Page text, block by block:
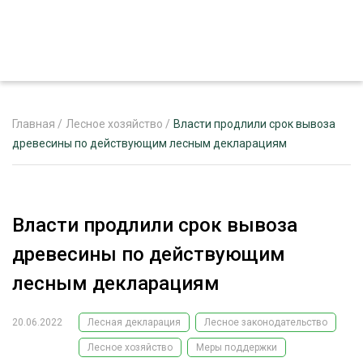
РЕКЛАМОДАТЕЛЯМ
ЛЕСНОЕ ХОЗЯЙСТВО
ЛЕСОЗАГОТОВКА
ЭКСПЕРТНОЕ МНЕНИЕ
Главная / Лесное хозяйство / Власти продлили срок вывоза
древесины по действующим лесным декларациям
Власти продлили срок вывоза
древесины по действующим
лесным декларациям
20.06.2022 Лесная декларация Лесное законодательство
Лесное хозяйство Меры поддержки